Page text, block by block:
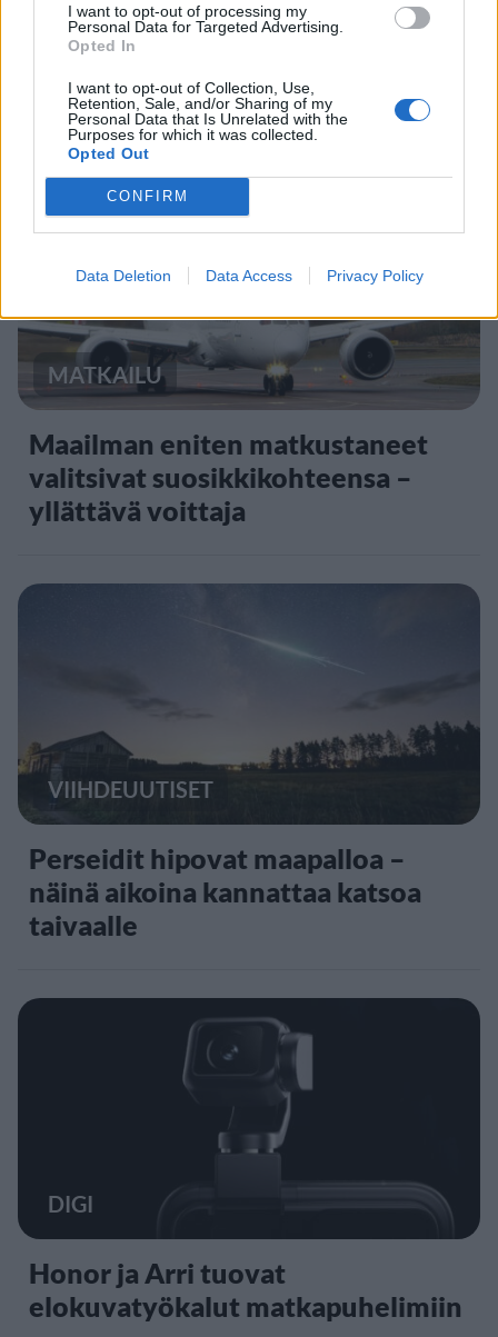
I want to opt-out of processing my
Personal Data for Targeted Advertising.
Opted In
I want to opt-out of Collection, Use,
Retention, Sale, and/or Sharing of my
Personal Data that Is Unrelated with the
Purposes for which it was collected.
Opted Out
CONFIRM
Data Deletion Data Access Privacy Policy
Suolikaasun tuoksu levisi Spider-
Man -näytöksessä – yleisö poistui
paikalta
5
MATKAILU
Maailman eniten matkustaneet
valitsivat suosikkikohteensa –
yllättävä voittaja
VIIHDEUUTISET
Perseidit hipovat maapalloa –
näinä aikoina kannattaa katsoa
taivaalle
DIGI
Honor ja Arri tuovat
elokuvatyökalut matkapuhelimiin